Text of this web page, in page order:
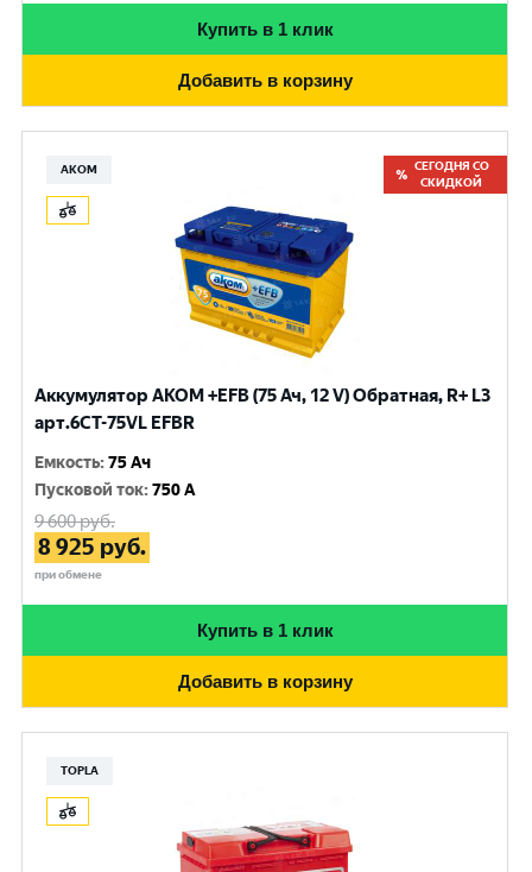
Купить в 1 клик
Добавить в корзину
АКОМ
СЕГОДНЯ СО
СКИДКОЙ
Аккумулятор AKOM +EFB (75 Ач, 12 V) Обратная, R+ L3
арт.6СТ-75VL EFBR
Емкость:75 Ач
Пусковой ток:750 A
9 600руб.
8 925 руб.
при обмене
Купить в 1 клик
Добавить в корзину
TOPLA